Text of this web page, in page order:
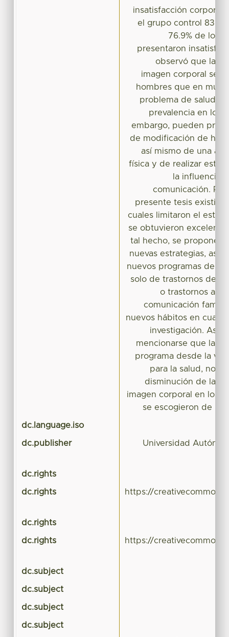
insatisfacción corporal;
el grupo control
76.9% de los
presentaron
observó que las
imagen corporal se
hombres que en
problema de salud
prevalencia en los
embargo, pueden
de modificación de
así mismo de una
física y de realizar
la influencia
comunicación.
presente tesis
cuales limitaron el
se obtuvieron
tal hecho, se propone
nuevas estrategias, así
nuevos programas de
solo de trastornos de la
o trastornos
comunicación
nuevos hábitos en
investigación. Así
mencionarse que la
programa desde la
para la salud, no
disminución de las
imagen corporal en los
se escogieron de
dc.language.iso
dc.publisher Universidad
dc.rights
dc.rights https://
dc.rights
dc.rights https://
dc.subject
dc.subject
dc.subject
dc.subject